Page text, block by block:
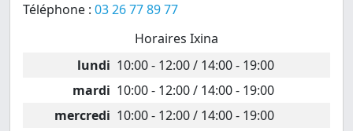
Téléphone : 03 26 77 89 77
Horaires Ixina
lundi 10:00 - 12:00 / 14:00 - 19:00
mardi 10:00 - 12:00 / 14:00 - 19:00
mercredi 10:00 - 12:00 / 14:00 - 19:00